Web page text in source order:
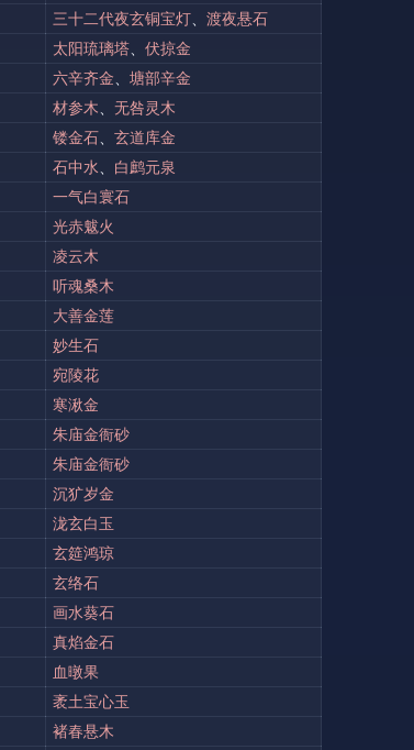
三十二代夜玄铜宝灯、 渡夜悬石
太阳琉璃塔、 伏掠金
六辛齐金
塘部辛金
材参木
无咎灵木
镂金石、 玄道库金
石中水
白鹧元泉
一气白寰石
光赤魃火
凌云木
听魂桑木
大善金莲
妙生石
宛陵花
寒湫金
朱庙金衙砂
朱庙金衙砂
沉犷岁金
泷玄白玉
玄筵鸿琼
玄络石
画水葵石
真焰金石
血暾果
袤土宝心玉
褚春悬木